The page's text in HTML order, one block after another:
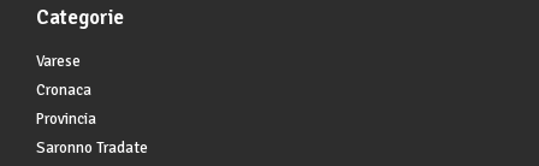
Categorie
Varese
Cronaca
Provincia
Saronno Tradate